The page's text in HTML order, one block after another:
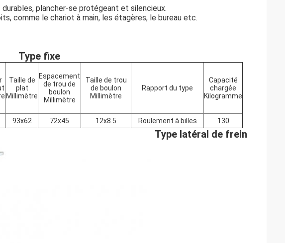
plancher-se protégeant et silencieux.
comme le chariot à main, les étagères, le bureau etc.
Type fixe
Taille de
plat
Millimètre
Espacement
de trou de
boulon
Millimètre
Taille de trou
de boulon
Millimètre
Rapport du type
Capacité
chargée
Kilogramme
93x62 72x45 12x8.5 Roulement à billes 130
Type latéral de frein